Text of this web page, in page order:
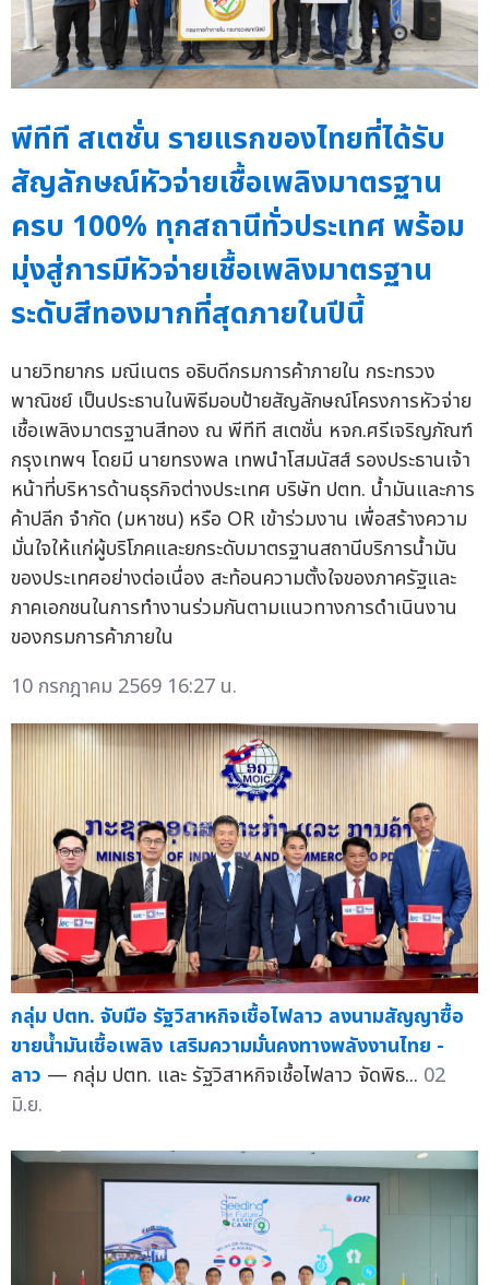
พีทีที สเตชั่น รายแรกของไทยที่ได้รับ
สัญลักษณ์หัวจ่ายเชื้อเพลิงมาตรฐาน
ครบ 100% ทุกสถานีทั่วประเทศ พร้อม
มุ่งสู่การมีหัวจ่ายเชื้อเพลิงมาตรฐาน
ระดับสีทองมากที่สุดภายในปีนี้
นายวิทยากร มณีเนตร อธิบดีกรมการค้าภายใน กระทรวง
พาณิชย์ เป็นประธานในพิธีมอบป้ายสัญลักษณ์โครงการหัวจ่าย
เชื้อเพลิงมาตรฐานสีทอง ณ พีทีที สเตชั่น หจก.ศรีเจริญภัณฑ์
กรุงเทพฯ โดยมี นายทรงพล เทพนำโสมนัสส์ รองประธานเจ้า
หน้าที่บริหารด้านธุรกิจต่างประเทศ บริษัท ปตท. น้ำมันและการ
ค้าปลีก จำกัด (มหาชน) หรือ OR เข้าร่วมงาน เพื่อสร้างความ
มั่นใจให้แก่ผู้บริโภคและยกระดับมาตรฐานสถานีบริการน้ำมัน
ของประเทศอย่างต่อเนื่อง สะท้อนความตั้งใจของภาครัฐและ
ภาคเอกชนในการทำงานร่วมกันตามแนวทางการดำเนินงาน
ของกรมการค้าภายใน
10 กรกฎาคม 2569 16:27 น.
กลุ่ม ปตท. จับมือ รัฐวิสาหกิจเชื้อไฟลาว ลงนามสัญญาซื้อ
ขายน้ำมันเชื้อเพลิง เสริมความมั่นคงทางพลังงานไทย -
ลาว — กลุ่ม ปตท. และ รัฐวิสาหกิจเชื้อไฟลาว จัดพิธ... 02
มิ.ย.